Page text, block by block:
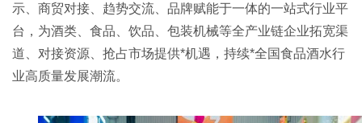
示、商贸对接、趋势交流、品牌赋能于一体的一站式行业平
台，为酒类、食品、饮品、包装机械等全产业链企业拓宽渠
道、对接资源、抢占市场提供*机遇，持续*全国食品酒水行
业高质量发展潮流。